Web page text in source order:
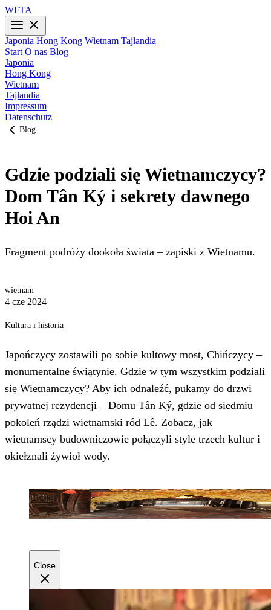
WFTA
Japonia Hong Kong Wietnam Tajlandia
Start O nas Blog
Japonia
Hong Kong
Wietnam
Tajlandia
Impressum
Datenschutz
Blog
Gdzie podziali się Wietnamczycy?
Dom Tân Ký i sekrety dawnego
Hoi An
Fragment podróży dookoła świata – zapiski z Wietnamu.
wietnam
4 cze 2024
Kultura i historia
Japończycy zostawili po sobie kultowy most, Chińczycy –
monumentalne świątynie. Gdzie w tym wszystkim podziali
się Wietnamczycy? Aby ich odnaleźć, pukamy do drzwi
prywatnej rezydencji – Domu Tân Ký, gdzie od siedmiu
pokoleń rządzi wietnamski ród Lê. Zobacz, jak
wietnamscy budowniczowie połączyli style trzech kultur i
okiełznali żywioł wody.
Close